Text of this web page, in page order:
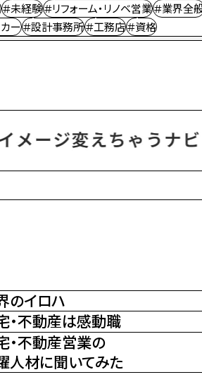
＃未経験＃リフォーム・リノベ営業＃業界全
ー＃設計事務所＃工務店＃資格
のイロハ
・不動産は感動職
・不動産営業の
人材に聞いてみた